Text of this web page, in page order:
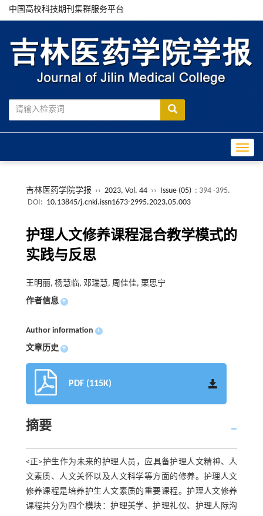
中国高校科技期刊集群服务平台
吉林医药学院学报 ›› 2023, Vol. 44 ›› Issue (05) : 394 -395.
DOI: 10.13845/j.cnki.issn1673-2995.2023.05.003
护理人文修养课程混合教学模式的
实践与反思
王明丽, 杨慧临, 邓瑞慧, 周佳佳, 栗思宁
作者信息 +
Author information +
文章历史 +
PDF (115K)
摘要
<正>护生作为未来的护理人员，应具备护理人文精神、人
文素质、人文关怀以及人文科学等方面的修养。护理人文
修养课程是培养护生人文素质的重要课程。护理人文修养
课程共分为四个模块：护理美学、护理礼仪、护理人际沟